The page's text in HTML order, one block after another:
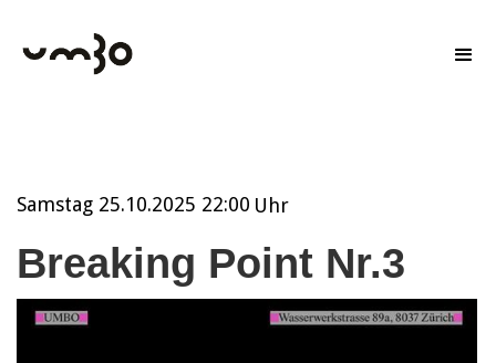
Samstag 25.10.2025 22:00 Uhr
Breaking Point Nr.3